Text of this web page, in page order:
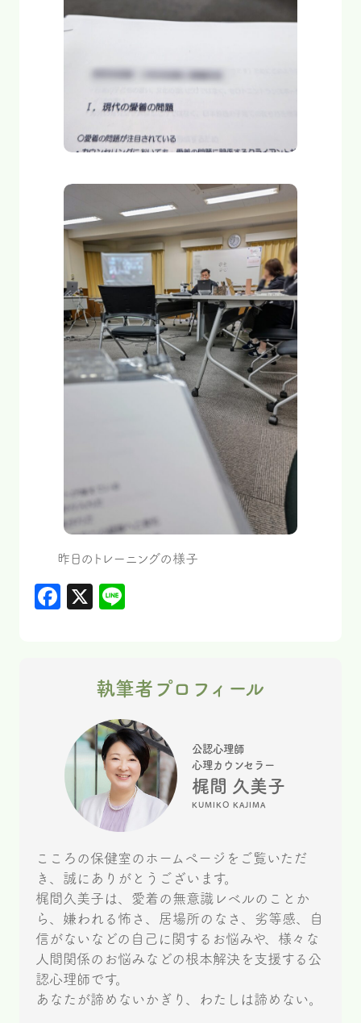
昨日のトレーニングの様子
Facebook
X
執筆者プロフィール
公認心理師
心理カウンセラー
梶間 久美子
KUMIKO KAJIMA
こころの保健室のホームページをご覧いただ
き、誠にありがとうございます。
梶間久美子は、愛着の無意識レベルのことか
ら、嫌われる怖さ、居場所のなさ、劣等感、自
信がないなどの自己に関するお悩みや、様々な
人間関係のお悩みなどの根本解決を支援する公
認心理師です。
あなたが諦めないかぎり、わたしは諦めない。